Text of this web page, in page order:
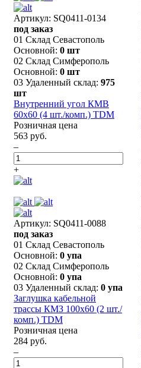
Артикул: SQ0411-0134
под заказ
01 Склад Севастополь
Основной: 0 шт
02 Склад Симферополь
Основной: 0 шт
03 Удаленный склад: 975
шт
Внутренний угол КМВ
60х60 (4 шт./комп.) TDM
Розничная цена
563 руб.
–
+
Артикул: SQ0411-0088
под заказ
01 Склад Севастополь
Основной: 0 упа
02 Склад Симферополь
Основной: 0 упа
03 Удаленный склад: 0 упа
Заглушка кабельной
трассы КМЗ 100x60 (2 шт./
комп.) TDM
Розничная цена
284 руб.
–